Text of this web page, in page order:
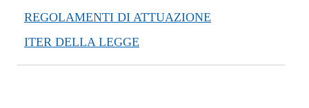
REGOLAMENTI DI ATTUAZIONE
ITER DELLA LEGGE